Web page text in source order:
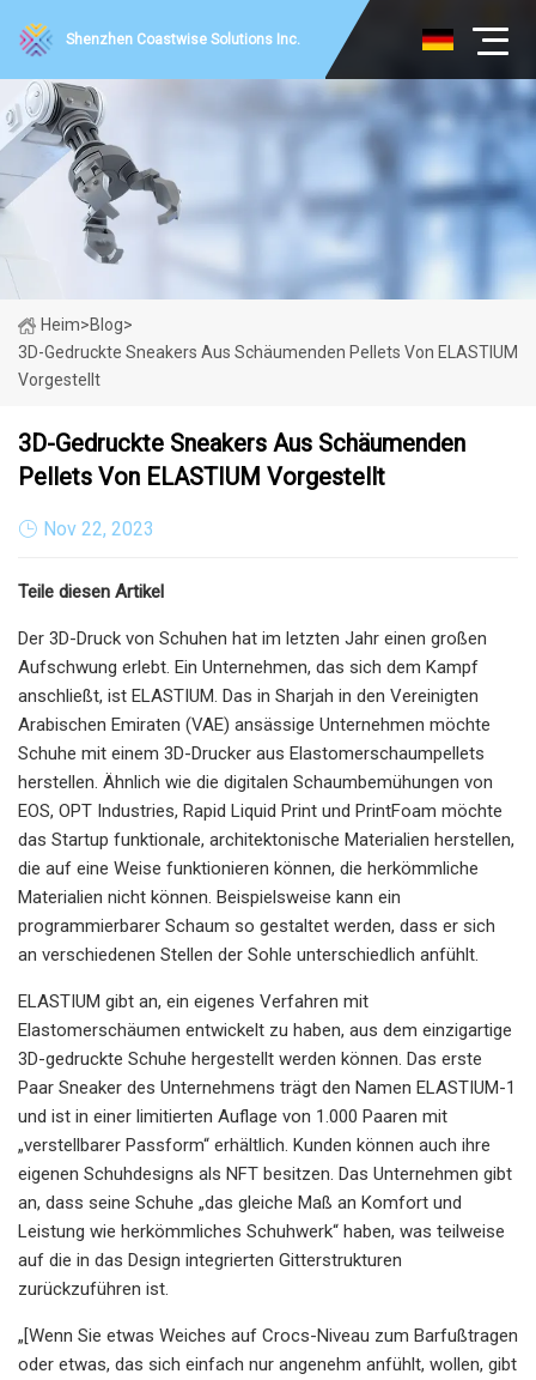
Shenzhen Coastwise Solutions Inc.
Heim>Blog>
3D-Gedruckte Sneakers Aus Schäumenden Pellets Von ELASTIUM
Vorgestellt
3D-Gedruckte Sneakers Aus Schäumenden
Pellets Von ELASTIUM Vorgestellt
Nov 22, 2023
Teile diesen Artikel
Der 3D-Druck von Schuhen hat im letzten Jahr einen großen
Aufschwung erlebt. Ein Unternehmen, das sich dem Kampf
anschließt, ist ELASTIUM. Das in Sharjah in den Vereinigten
Arabischen Emiraten (VAE) ansässige Unternehmen möchte
Schuhe mit einem 3D-Drucker aus Elastomerschaumpellets
herstellen. Ähnlich wie die digitalen Schaumbemühungen von
EOS, OPT Industries, Rapid Liquid Print und PrintFoam möchte
das Startup funktionale, architektonische Materialien herstellen,
die auf eine Weise funktionieren können, die herkömmliche
Materialien nicht können. Beispielsweise kann ein
programmierbarer Schaum so gestaltet werden, dass er sich
an verschiedenen Stellen der Sohle unterschiedlich anfühlt.
ELASTIUM gibt an, ein eigenes Verfahren mit
Elastomerschäumen entwickelt zu haben, aus dem einzigartige
3D-gedruckte Schuhe hergestellt werden können. Das erste
Paar Sneaker des Unternehmens trägt den Namen ELASTIUM-1
und ist in einer limitierten Auflage von 1.000 Paaren mit
„verstellbarer Passform“ erhältlich. Kunden können auch ihre
eigenen Schuhdesigns als NFT besitzen. Das Unternehmen gibt
an, dass seine Schuhe „das gleiche Maß an Komfort und
Leistung wie herkömmliches Schuhwerk“ haben, was teilweise
auf die in das Design integrierten Gitterstrukturen
zurückzuführen ist.
„[Wenn Sie etwas Weiches auf Crocs-Niveau zum Barfußtragen
oder etwas, das sich einfach nur angenehm anfühlt, wollen, gibt